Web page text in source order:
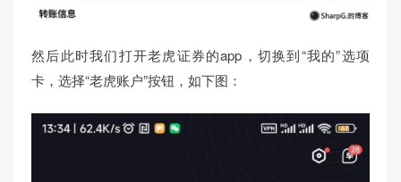
然后此时我们打开老虎证券的app，切换到“我的”选项
卡，选择“老虎账户”按钮，如下图：